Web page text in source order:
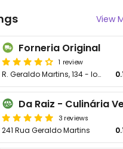
View
Forneria Original
1 review
R. Geraldo Martins, 134 - loja 101 - Icaraí
3 reviews
241 Rua Geraldo Martins